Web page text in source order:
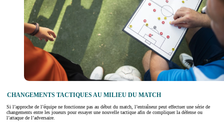
CHANGEMENTS TACTIQUES AU MILIEU DU MATCH
Si l’approche de l’équipe ne fonctionne pas au début du match, l’entraîneur peut effectuer une série de
changements entre les joueurs pour essayer une nouvelle tactique afin de compliquer la défense ou
l’attaque de l’adversaire.